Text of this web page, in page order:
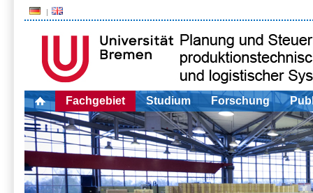
Fachgebiet Studium Forschung